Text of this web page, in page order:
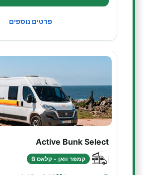
פרטים נוספים
Active Bunk Select
קמפר וואן - קלאס B